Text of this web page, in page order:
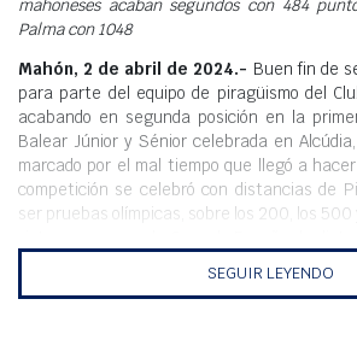
Meteo
mahoneses acaban segundos con 484
Palma con 1048
Mahón, 2 de abril de 2024.- Buen fin de
para parte del equipo de piragüismo del
acabando en segunda posición en la
Balear Júnior y Sénior celebrada en
marcado por el mal tiempo que llegó a
competición se celebró con distancias de
ser pruebas olímpicas, sobre los 200, los
SEGUIR LEYENDO